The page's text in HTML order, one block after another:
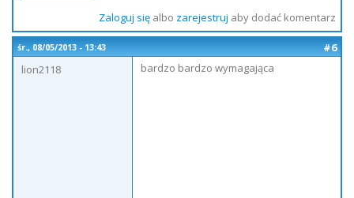
Zaloguj sięalbo zarejestruj aby dodać komentarz
śr., 08/05/2013 - 13:43
#6
lion2118
bardzo bardzo wymagająca